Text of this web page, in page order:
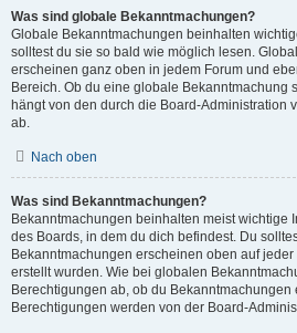
Was sind globale Bekanntmachungen?
Globale Bekanntmachungen beinhalten
solltest du sie so bald wie möglich lesen.
erscheinen ganz oben in jedem Forum und
Bereich. Ob du eine globale Bekanntmachung
hängt von den durch die Board-Administration
ab.
Nach oben
Was sind Bekanntmachungen?
Bekanntmachungen beinhalten meist wichtige
des Boards, in dem du dich befindest. Du
Bekanntmachungen erscheinen oben auf
erstellt wurden. Wie bei globalen
Berechtigungen ab, ob du
Berechtigungen werden von der Board-